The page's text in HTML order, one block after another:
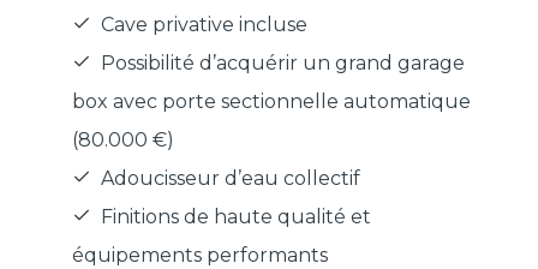
Cave privative incluse
Possibilité d’acquérir un grand garage
box avec porte sectionnelle automatique
(80.000 €)
Adoucisseur d’eau collectif
Finitions de haute qualité et
équipements performants